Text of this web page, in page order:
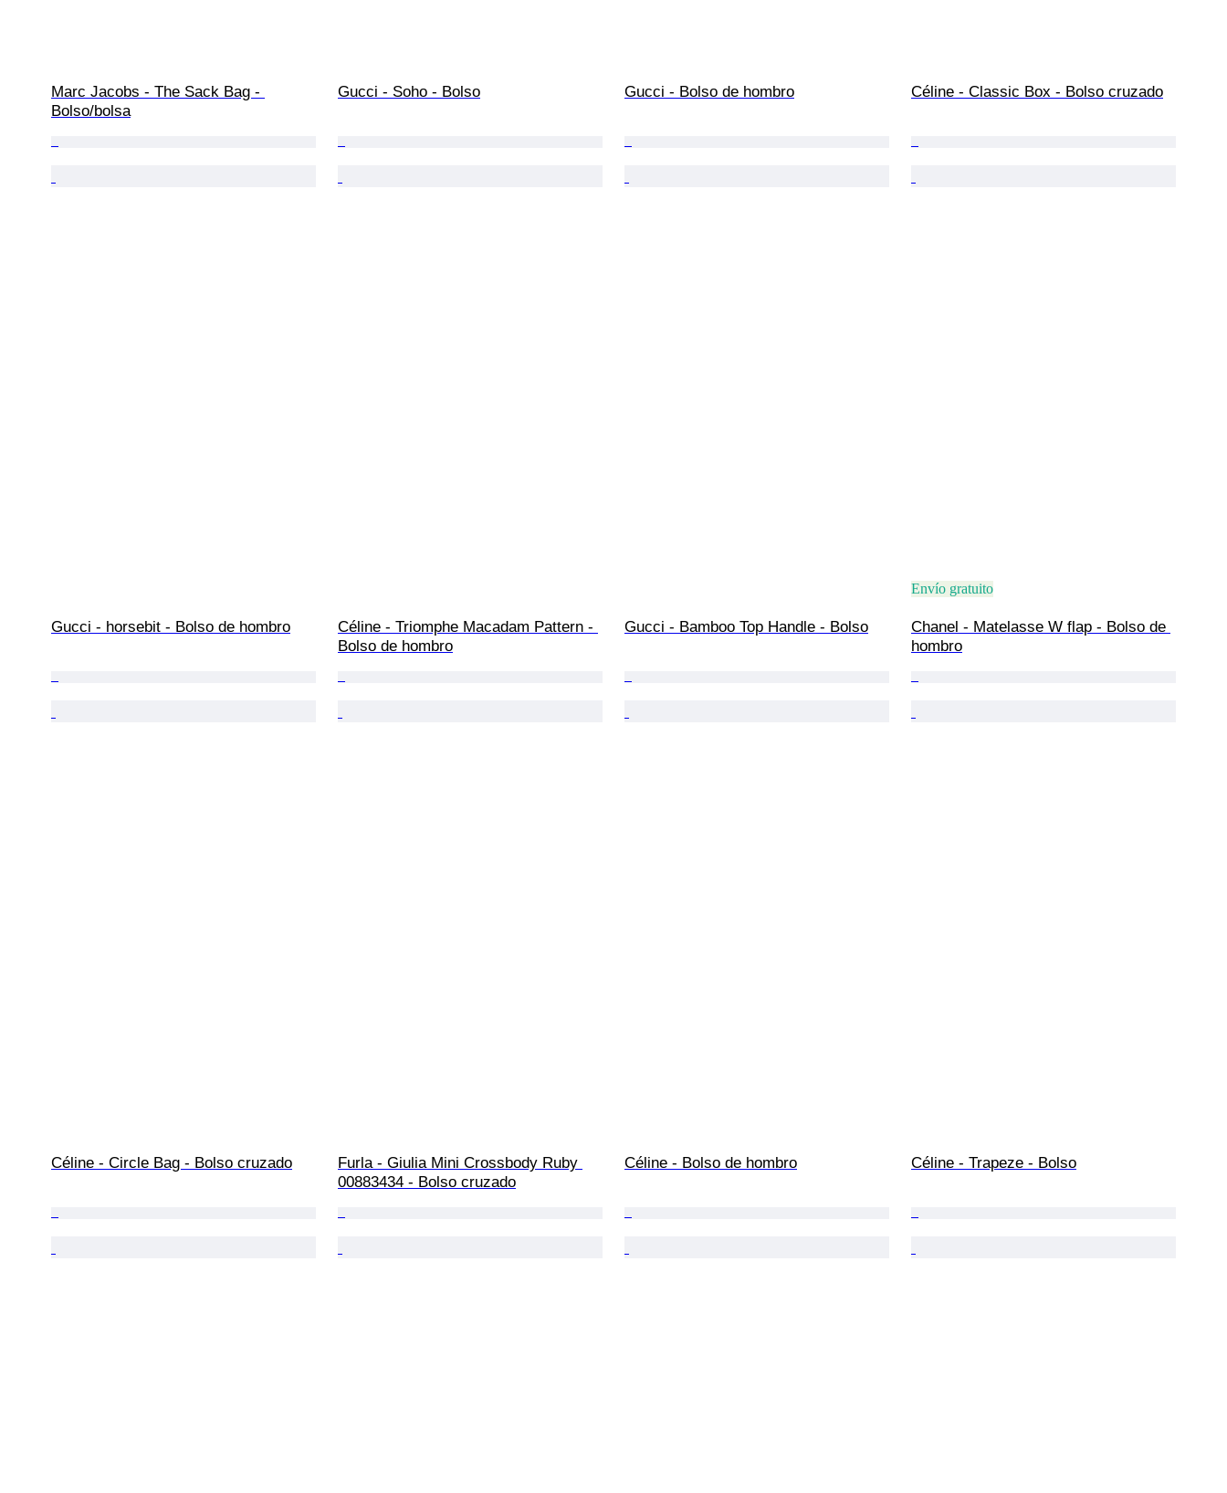
Marc Jacobs - The Sack Bag -
Bolso/bolsa
Gucci - Soho - Bolso Gucci - Bolso de hombro Céline - Classic Box - Bolso cruzado
Gucci - horsebit - Bolso de hombro
Céline - Triomphe Macadam Pattern -
Bolso de hombro
Gucci - Bamboo Top Handle - Bolso
Envío gratuito
Chanel - Matelasse W flap - Bolso de
hombro
Céline - Circle Bag - Bolso cruzado
Furla - Giulia Mini Crossbody Ruby
00883434 - Bolso cruzado
Céline - Bolso de hombro Céline - Trapeze - Bolso